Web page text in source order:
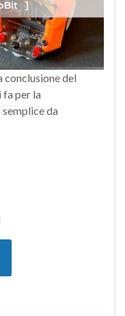
del
per la
da